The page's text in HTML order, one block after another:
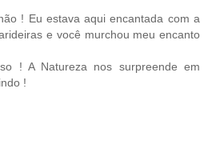
! Eu estava aqui encantada com a
e você murchou meu encanto
! A Natureza nos surpreende em
!